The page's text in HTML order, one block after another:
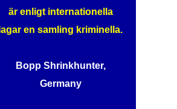
är enligt internationella
lagar en samling kriminella.
Bopp Shrinkhunter,
Germany